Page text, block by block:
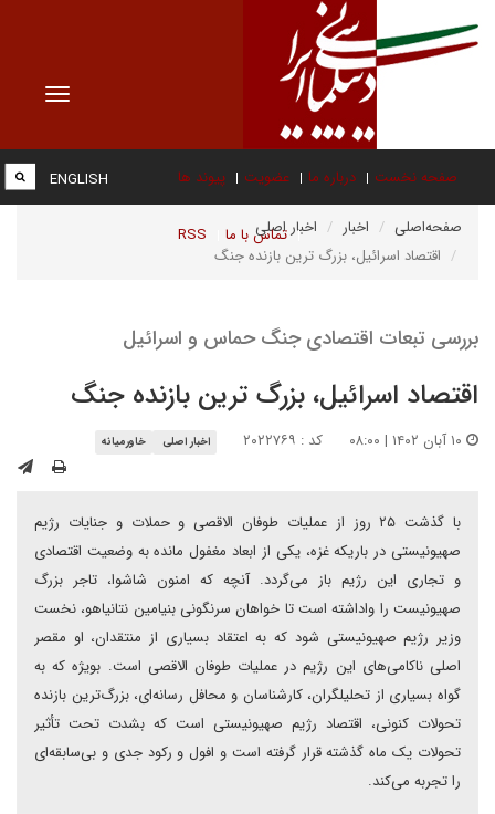
Toggle
صفحه نخست درباره ما عضویت پیوند ها
تماس با ما RSS
ENGLISH
صفحه‌اصلی اخبار
اخبار اصلی
اقتصاد اسرائیل، بزرگ ترین بازنده جنگ
بررسی تبعات اقتصادی جنگ حماس و اسرائیل
اقتصاد اسرائیل، بزرگ ترین بازنده جنگ
کد : ۲۰۲۲۷۶۹ اخبار اصلی خاورمیانه
با گذشت ۲۵ روز از عملیات طوفان الاقصی و حملات و جنایات رژیم
صهیونیستی در باریکه غزه، یکی از ابعاد مغفول مانده به وضعیت اقتصادی
و تجاری این رژیم باز می‌گردد. آنچه که امنون شاشوا، تاجر بزرگ
صهیونیست را واداشته است‏ تا خواهان سرنگونی بنیامین نتانیاهو‏، نخست
وزیر رژیم صهیونیستی شود که به اعتقاد بسیاری از منتقدان، او مقصر
اصلی ناکامی‌های این رژیم در عملیات طوفان الاقصی است. بویژه که به
گواه بسیاری از تحلیلگران، کارشناسان و محافل رسانه‌ای، بزرگ‌ترین بازنده
تحولات کنونی، اقتصاد رژیم صهیونیستی است که بشدت تحت تأثیر
تحولات یک ماه گذشته قرار گرفته است و افول و رکود جدی و بی‌سابقه‌ای
را تجربه می‌کند.